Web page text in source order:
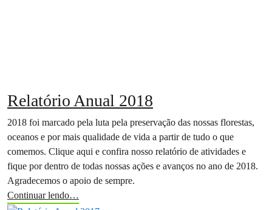
Relatório Anual 2018
2018 foi marcado pela luta pela preservação das nossas florestas,
oceanos e por mais qualidade de vida a partir de tudo o que
comemos. Clique aqui e confira nosso relatório de atividades e
fique por dentro de todas nossas ações e avanços no ano de 2018.
Agradecemos o apoio de sempre.
Continuar lendo…